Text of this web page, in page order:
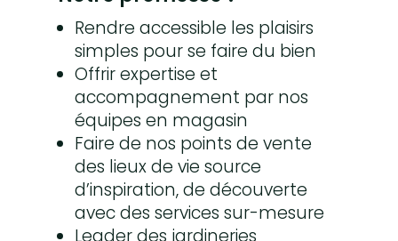
Rendre accessible les plaisirs
simples pour se faire du bien
Offrir expertise et
accompagnement par nos
équipes en magasin
Faire de nos points de vente
des lieux de vie source
d’inspiration, de découverte
avec des services sur-mesure
Leader des jardineries